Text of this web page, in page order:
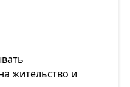
жительство и